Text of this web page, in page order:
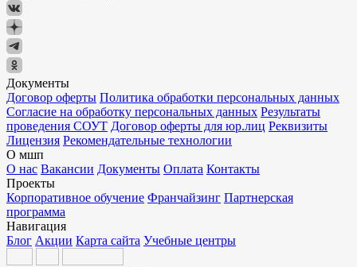
Документы
Договор оферты Политика обработки персональных данных
Согласие на обработку персональных данных Результаты
проведения СОУТ Договор оферты для юр.лиц Реквизиты
Лицензия Рекомендательные технологии
О мшп
О нас Вакансии Документы Оплата Контакты
Проекты
Корпоративное обучение Франчайзинг Партнерская
программа
Навигация
Блог Акции Карта сайта Учебные центры